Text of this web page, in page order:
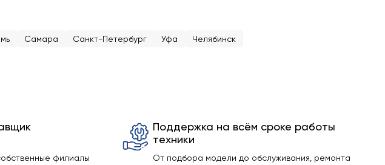
Самара Санкт-Петербург Уфа Челябинск
филиалы
Поддержка на всём сроке работы
техники
От подбора модели до обслуживания, ремонта